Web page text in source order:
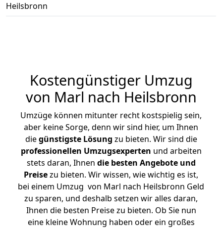
Heilsbronn
Kostengünstiger Umzug
von Marl nach Heilsbronn
Umzüge können mitunter recht kostspielig sein,
aber keine Sorge, denn wir sind hier, um Ihnen
diegünstigste Lösung zu bieten. Wir sind die
professionellen Umzugsexperten und arbeiten
stets daran, Ihnen die besten Angebote und
Preisezu bieten. Wir wissen, wie wichtig es ist,
bei einem Umzug von Marl nach Heilsbronn Geld
zu sparen, und deshalb setzen wir alles daran,
Ihnen die besten Preise zu bieten. Ob Sie nun
eine kleine Wohnung haben oder ein großes